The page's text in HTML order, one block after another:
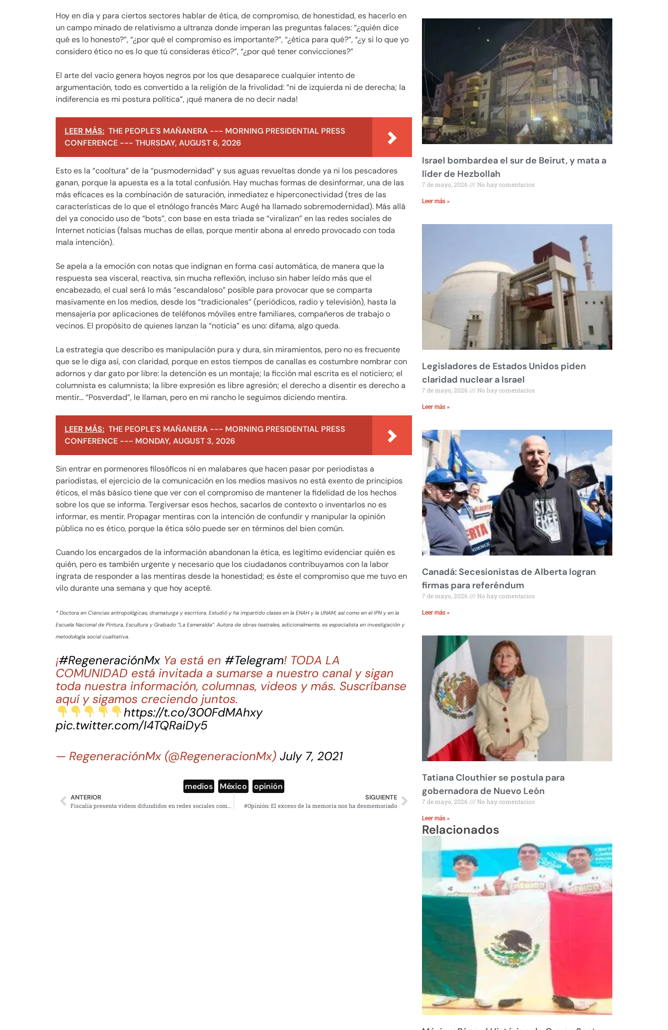
Hoy en día y para ciertos sectores hablar de ética, de compromiso, de honestidad, es hacerlo en
un campo minado de relativismo a ultranza donde imperan las preguntas falaces: “¿quién dice
qué es lo honesto?”, “¿por qué el compromiso es importante?”, “¿ética para qué?”, “¿y si lo que yo
considero ético no es lo que tú consideras ético?”, “¿por qué tener convicciones?”
El arte del vacío genera hoyos negros por los que desaparece cualquier intento de
argumentación, todo es convertido a la religión de la frivolidad: “ni de izquierda ni de derecha; la
indiferencia es mi postura política”, ¡qué manera de no decir nada!
LEER MÁS: THE PEOPLE'S MAÑANERA --- MORNING PRESIDENTIAL PRESS
CONFERENCE --- THURSDAY, AUGUST 6, 2026
Esto es la “cooltura” de la “pusmodernidad” y sus aguas revueltas donde ya ni los pescadores
ganan, porque la apuesta es a la total confusión. Hay muchas formas de desinformar, una de las
más eficaces es la combinación de saturación, inmediatez e hiperconectividad (tres de las
características de lo que el etnólogo francés Marc Augé ha llamado sobremodernidad). Más allá
del ya conocido uso de “bots”, con base en esta triada se “viralizan” en las redes sociales de
Internet noticias (falsas muchas de ellas, porque mentir abona al enredo provocado con toda
mala intención).
Se apela a la emoción con notas que indignan en forma casi automática, de manera que la
respuesta sea visceral, reactiva, sin mucha reflexión, incluso sin haber leído más que el
encabezado, el cual será lo más “escandaloso” posible para provocar que se comparta
masivamente en los medios, desde los “tradicionales” (periódicos, radio y televisión), hasta la
mensajería por aplicaciones de teléfonos móviles entre familiares, compañeros de trabajo o
vecinos. El propósito de quienes lanzan la “noticia” es uno: difama, algo queda.
La estrategia que describo es manipulación pura y dura, sin miramientos, pero no es frecuente
que se le diga así, con claridad, porque en estos tiempos de canallas es costumbre nombrar con
adornos y dar gato por libre: la detención es un montaje; la ficción mal escrita es el noticiero; el
columnista es calumnista; la libre expresión es libre agresión; el derecho a disentir es derecho a
mentir… “Posverdad”, le llaman, pero en mi rancho le seguimos diciendo mentira.
LEER MÁS: THE PEOPLE'S MAÑANERA --- MORNING PRESIDENTIAL PRESS
CONFERENCE --- MONDAY, AUGUST 3, 2026
Sin entrar en pormenores filosóficos ni en malabares que hacen pasar por periodistas a
pariodistas, el ejercicio de la comunicación en los medios masivos no está exento de principios
éticos, el más básico tiene que ver con el compromiso de mantener la fidelidad de los hechos
sobre los que se informa. Tergiversar esos hechos, sacarlos de contexto o inventarlos no es
informar, es mentir. Propagar mentiras con la intención de confundir y manipular la opinión
pública no es ético, porque la ética sólo puede ser en términos del bien común.
Cuando los encargados de la información abandonan la ética, es legítimo evidenciar quién es
quién, pero es también urgente y necesario que los ciudadanos contribuyamos con la labor
ingrata de responder a las mentiras desde la honestidad; es éste el compromiso que me tuvo en
vilo durante una semana y que hoy acepté.
* Doctora en Ciencias antropológicas, dramaturga y escritora. Estudió y ha impartido clases en la ENAH y la UNAM, así como en el IPN y en la
Escuela Nacional de Pintura, Escultura y Grabado “La Esmeralda”. Autora de obras teatrales, adicionalmente, es especialista en investigación y
metodología social cualitativa.
¡#RegeneraciónMxYa está en #Telegram! TODA LA
COMUNIDAD está invitada a sumarse a nuestro canal y sigan
toda nuestra información, columnas, videos y más. Suscríbanse
aquí y sigamos creciendo juntos.
https://t.co/300FdMAhxy
pic.twitter.com/I4TQRaiDy5
— RegeneraciónMx (@RegeneracionMx) July 7, 2021
medios México opinión
ANTERIOR SIGUIENTE
#Opinión: El exceso de la memoria nos ha desmemoriado
Israel bombardea el sur de Beirut, y mata a
líder de Hezbollah
7 de mayo, 2026 No hay comentarios
Leer más »
Legisladores de Estados Unidos piden
claridad nuclear a Israel
7 de mayo, 2026 No hay comentarios
Leer más »
Canadá: Secesionistas de Alberta logran
firmas para referéndum
7 de mayo, 2026 No hay comentarios
Leer más »
Tatiana Clouthier se postula para
gobernadora de Nuevo León
7 de mayo, 2026 No hay comentarios
Leer más »
Relacionados